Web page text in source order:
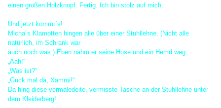
einen großen Holzknopf. Fertig. Ich bin stolz auf mich.
Und jetzt kommt´s!
Micha´s Klamotten hingen alle über einer Stuhllehne. (Nicht alle
natürlich, im Schrank war
auch noch was.) Eben nahm er seine Hose und ein Hemd weg.
„Aah!“
„Was ist?“
„Guck mal da, Xammi!“
Da hing diese vermaledeite, vermisste Tasche an der Stuhllehne unter
dem Kleiderberg!